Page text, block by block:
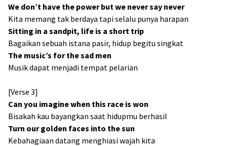
We don’t have the power but we never say never
Kita memang tak berdaya tapi selalu punya harapan
Sitting in a sandpit, life is a short trip
Bagaikan sebuah istana pasir, hidup begitu singkat
The music’s for the sad men
Musik dapat menjadi tempat pelarian
[Verse 3]
Can you imagine when this race is won
Bisakah kau bayangkan saat hidupmu berhasil
Turn our golden faces into the sun
Kebahagiaan datang menghiasi wajah kita